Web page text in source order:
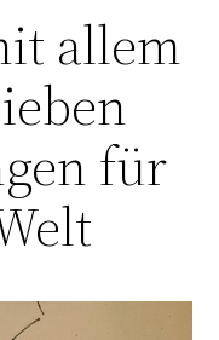
allem
für